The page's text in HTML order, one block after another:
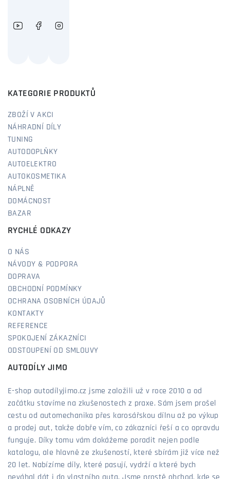
KATEGORIE PRODUKTŮ
ZBOŽÍ V AKCI
NÁHRADNÍ DÍLY
TUNING
AUTODOPLŇKY
AUTOELEKTRO
AUTOKOSMETIKA
NÁPLNĚ
DOMÁCNOST
BAZAR
RYCHLÉ ODKAZY
O NÁS
NÁVODY & PODPORA
DOPRAVA
OBCHODNÍ PODMÍNKY
OCHRANA OSOBNÍCH ÚDAJŮ
KONTAKTY
REFERENCE
SPOKOJENÍ ZÁKAZNÍCI
ODSTOUPENÍ OD SMLOUVY
AUTODÍLY JIMO
E-shop autodílyjimo.cz jsme založili už v roce 2010 a od
začátku stavíme na zkušenostech z praxe. Sám jsem prošel
cestu od automechanika přes karosářskou dílnu až po výkup
a prodej aut, takže dobře vím, co zákazníci řeší a co opravdu
funguje. Díky tomu vám dokážeme poradit nejen podle
katalogu, ale hlavně ze zkušeností, které sbírám již více než
20 let. Nabízíme díly, které pasují, vydrží a které bych